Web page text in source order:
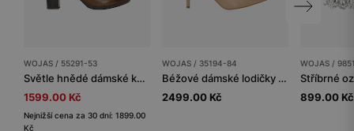
WOJAS / 55291-53
Světle hnědé dámské kotníkové boty na podpatku
1599.00 Kč
Nejnižší cena za 30 dní: 1899.00
Kč
WOJAS / 35194-84
Béžové dámské lodičky na jehlovém podpatku
2499.00 Kč
WOJAS /
899.00 Kč